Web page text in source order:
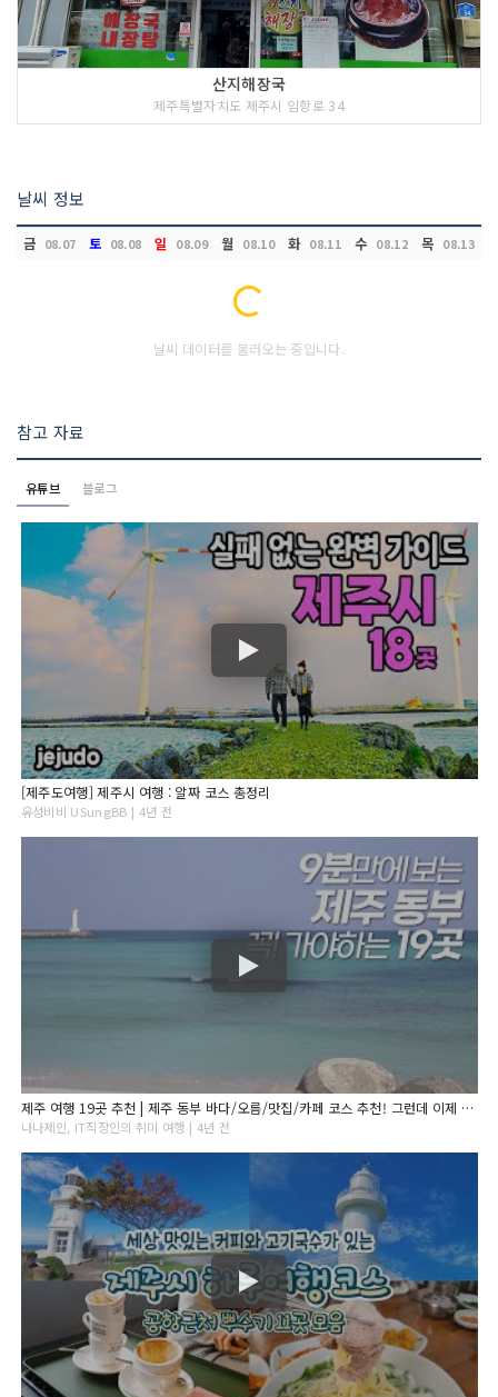
산지해장국
제주특별자치도 제주시 임항로 34
날씨 정보
금 08.07 토 08.08 일 08.09 월 08.10 화 08.11 수 08.12 목 08.13
Loading...
날씨 데이터를 불러오는 중입니다.
참고 자료
유튜브 블로그
[제주도여행] 제주시 여행 : 알짜 코스 총정리
유성비비 USungBB | 4년 전
제주 여행 19곳 추천 | 제주 동부 바다/오름/맛집/카페 코스 추천! 그런데 이제 감성을 곁들인...
나나제인, IT직장인의 취미 여행 | 4년 전